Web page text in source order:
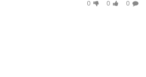
0
0
0